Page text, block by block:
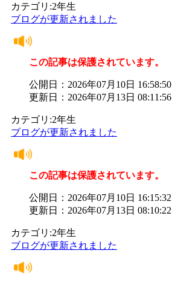
カテゴリ:2年生
ブログが更新されました
この記事は保護されています。
公開日：2026年07月10日 16:58:50
更新日：2026年07月13日 08:11:56
カテゴリ:2年生
ブログが更新されました
この記事は保護されています。
公開日：2026年07月10日 16:15:32
更新日：2026年07月13日 08:10:22
カテゴリ:2年生
ブログが更新されました